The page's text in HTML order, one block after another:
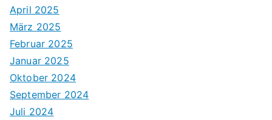
April 2025
März 2025
Februar 2025
Januar 2025
Oktober 2024
September 2024
Juli 2024